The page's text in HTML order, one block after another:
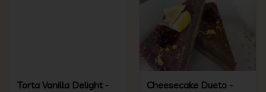
Torta Vanilla Delight -
Cheesecake Dueto -